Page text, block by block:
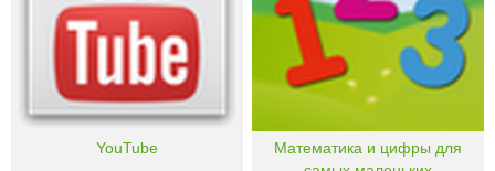
YouTube
Математика и цифры для